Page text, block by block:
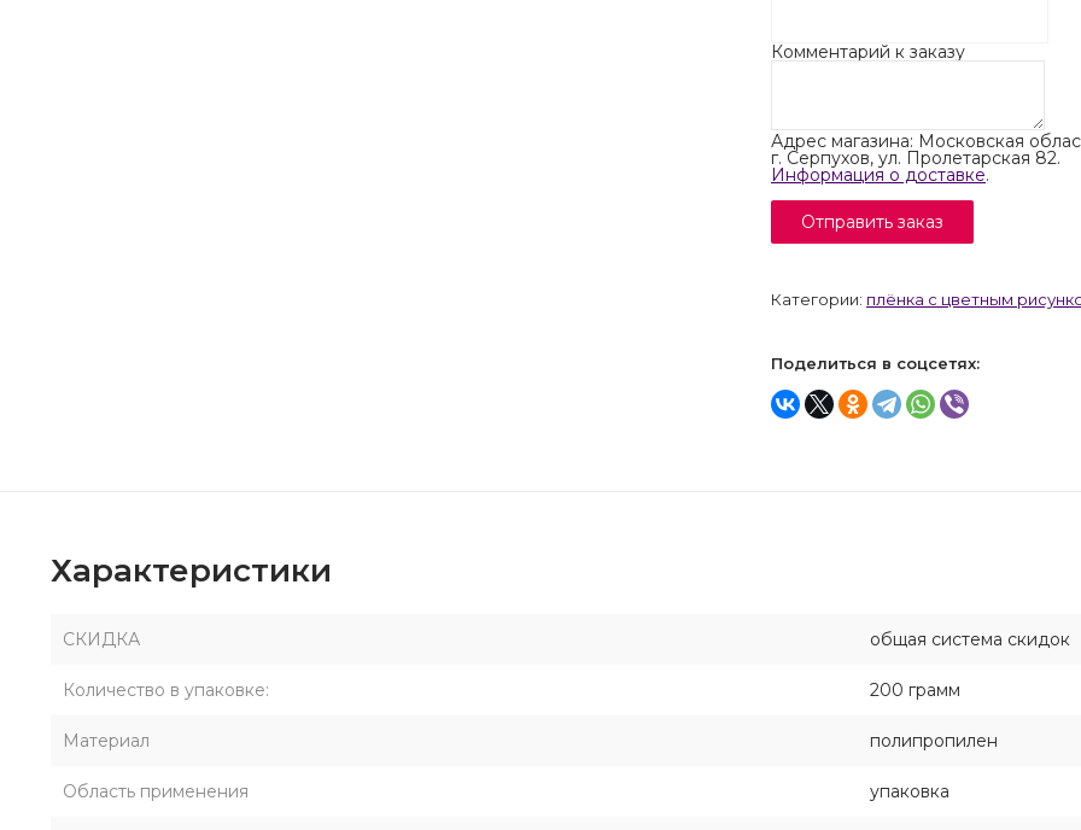
Комментарий к заказу
Адрес магазина: Московская
г. Серпухов, ул. Пролетарская 82.
Информация о доставке.
Категории: плёнка с цветным
Поделиться в соцсетях:
Характеристики
СКИДКА общая система скидок
Количество в упаковке: 200 грамм
Материал полипропилен
Область применения упаковка